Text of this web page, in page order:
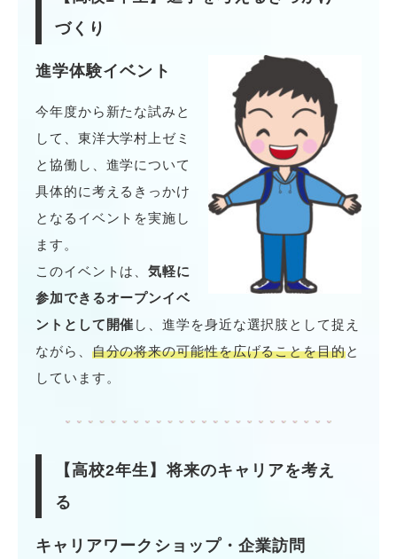
づくり
進学体験イベント
今年度から新たな試みと
して、東洋大学村上ゼミ
と協働し、進学について
具体的に考えるきっかけ
となるイベントを実施し
ます。
このイベントは、気軽に
参加できるオープンイベ
ントとして開催 し、進学を身近な選択肢として捉え
ながら、 自分の将来の可能性を広げることを目的と
しています。
【高校2年生】 将来のキャリアを考え
る
キャリアワークショップ・企業訪問